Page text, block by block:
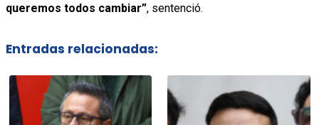
queremos todos cambiar”, sentenció.
Entradas relacionadas: